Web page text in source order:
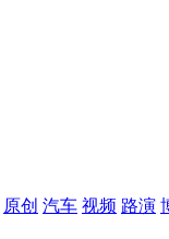
原创 汽车 视频 路演